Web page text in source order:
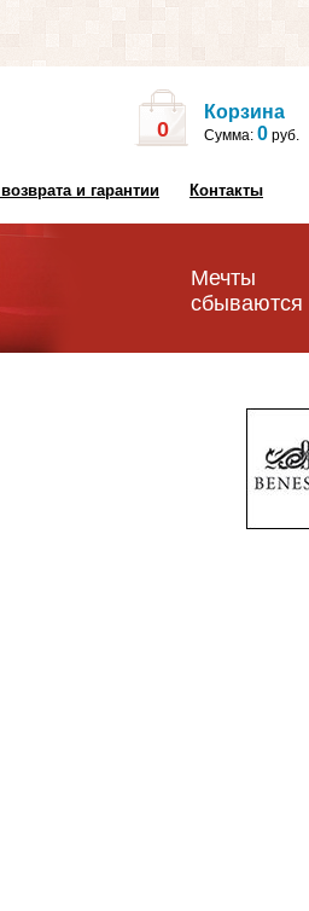
0
Корзина
Сумма: 0 руб.
и гарантии Контакты
Мечты
сбываются